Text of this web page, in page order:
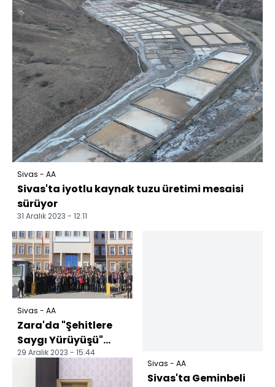
Sivas - AA
Sivas'ta iyotlu kaynak tuzu üretimi mesaisi
sürüyor
31 Aralık 2023 - 12:11
Sivas - AA
Zara'da "Şehitlere
Saygı Yürüyüşü"
düzenlendi
29 Aralık 2023 - 15:44
Sivas - AA
Sivas'ta Geminbeli